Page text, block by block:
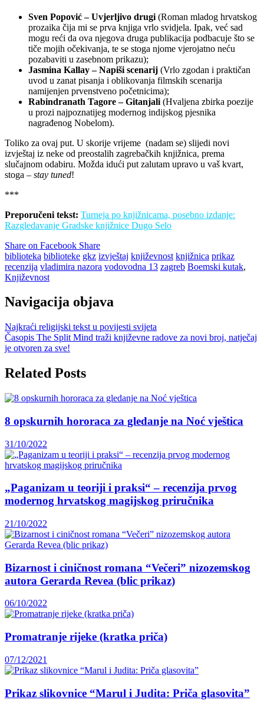
Sven Popović – Uvjerljivo drugi (Roman mladog hrvatskog
prozaika čija mi se prva knjiga vrlo svidjela. Ipak, već sad
mogu reći da ova njegova druga publikacija podbacuje što se
tiče mojih očekivanja, te se stoga njome vjerojatno neću
pozabaviti u zasebnom prikazu);
Jasmina Kallay – Napiši scenarij (Vrlo zgodan i praktičan
uvod u zanat pisanja i oblikovanja filmskih scenarija
namijenjen prvenstveno početnicima);
Rabindranath Tagore – Gitanjali (Hvaljena zbirka poezije
u prozi najpoznatijeg modernog indijskog pjesnika
nagrađenog Nobelom).
Toliko za ovaj put. U skorije vrijeme (nadam se) slijedi novi
izvještaj iz neke od preostalih zagrebačkih knjižnica, prema
slučajnom odabiru. Možda idući put zalutam upravo u vaš kvart,
stoga – stay tuned!
***
Preporučeni tekst: Turneja po knjižnicama, posebno izdanje:
Razgledavanje Gradske knjižnice Dugo Selo
Share on Facebook Share
biblioteka biblioteke gkz izvještaj književnost knjižnica prikaz
recenzija vladimira nazora vodovodna 13 zagreb Boemski kutak,
Književnost
Navigacija objava
Najkraći religijski tekst u povijesti svijeta
Časopis The Split Mind traži književne radove za novi broj, natječaj
je otvoren za sve!
Related Posts
8 opskurnih hororaca za gledanje na Noć vještica
31/10/2022
„Paganizam u teoriji i praksi“ – recenzija prvog
modernog hrvatskog magijskog priručnika
21/10/2022
Bizarnost i ciničnost romana “Večeri” nizozemskog
autora Gerarda Revea (blic prikaz)
06/10/2022
Promatranje rijeke (kratka priča)
07/12/2021
Prikaz slikovnice “Marul i Judita: Priča glasovita”